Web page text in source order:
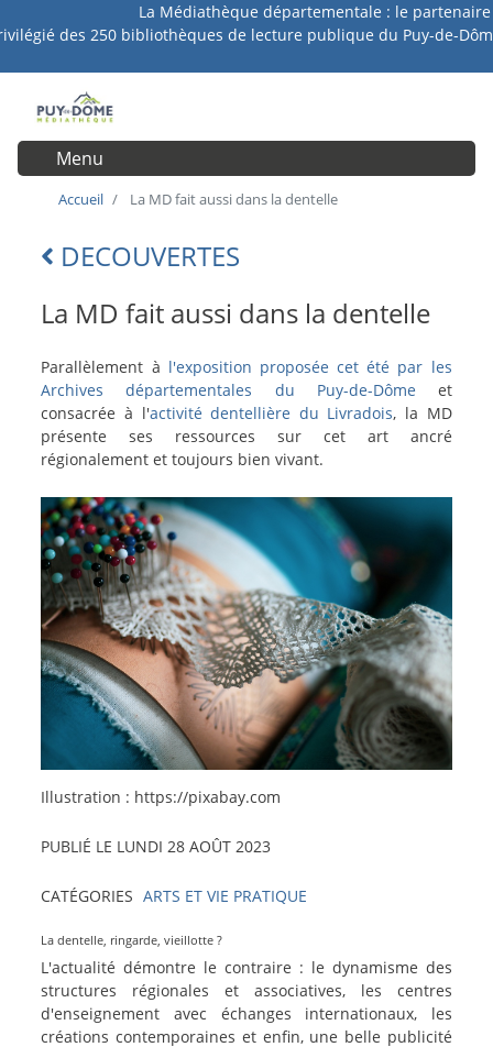
Aller
au
La Médiathèque départementale : le partenaire
des 250 bibliothèques de lecture publique du Puy-de-
User account menu
Menu
Accueil La MD fait aussi dans la dentelle
LienDECOUVERTES
La MD fait aussi dans la dentelle
intro
selection
Parallèlement à l'exposition proposée cet été par les
Archives départementales du Puy-de-Dôme et
consacrée à l'activité dentellière du Livradois, la MD
présente ses ressources sur cet art ancré
régionalement et toujours bien vivant.
crédit-
Illustration : https://pixabay.com
PUBLIÉ LE LUNDI 28 AOÛT 2023
CATÉGORIES ARTS ET VIE PRATIQUE
Coup
de
coeur
La dentelle, ringarde, vieillotte ?
L'actualité démontre le contraire : le dynamisme des
structures régionales et associatives, les centres
d'enseignement avec échanges internationaux, les
créations contemporaines et enfin, une belle publicité